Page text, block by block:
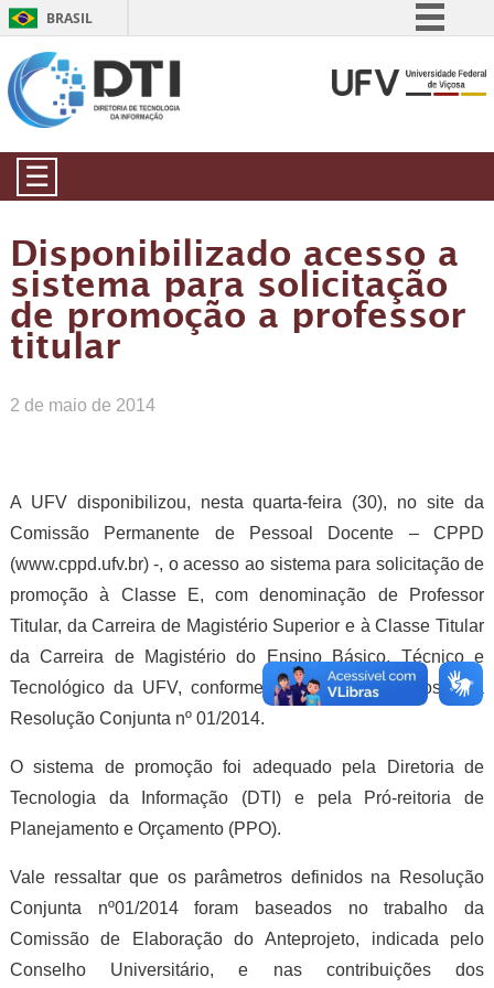
BRASIL
Comunica BR
☰
Disponibilizado acesso a
sistema para solicitação
de promoção a professor
titular
2 de maio de 2014
A UFV disponibilizou, nesta quarta-feira (30), no site da
Comissão Permanente de Pessoal Docente – CPPD
(www.cppd.ufv.br) -, o acesso ao sistema para solicitação de
promoção à Classe E, com denominação de Professor
Titular, da Carreira de Magistério Superior e à Classe Titular
da Carreira de Magistério do Ensino Básico, Técnico e
Tecnológico da UFV, conforme parâmetros definidos pela
Resolução Conjunta nº 01/2014.
O sistema de promoção foi adequado pela Diretoria de
Tecnologia da Informação (DTI) e pela Pró-reitoria de
Planejamento e Orçamento (PPO).
Vale ressaltar que os parâmetros definidos na Resolução
Conjunta nº01/2014 foram baseados no trabalho da
Comissão de Elaboração do Anteprojeto, indicada pelo
Conselho Universitário, e nas contribuições dos